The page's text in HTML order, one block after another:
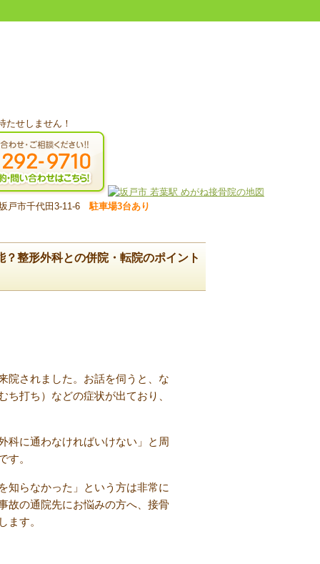
戸市千代田3-11-6駐車場3台あり
整形外科との併院・転院のポイント
院されました。お話を伺うと、な
打ち）などの症状が出ており、
科に通わなければいけない」と周
す。
知らなかった」という方は非常に
故の通院先にお悩みの方へ、接骨
ます。